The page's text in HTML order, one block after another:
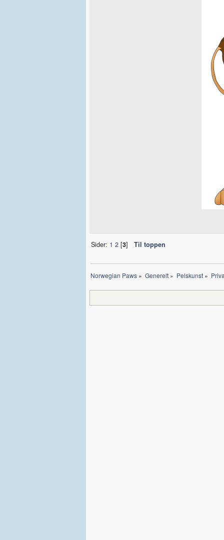
Sider: 1 2[3] Til toppen
Norwegian Paws » Generelt» Pelskunst»